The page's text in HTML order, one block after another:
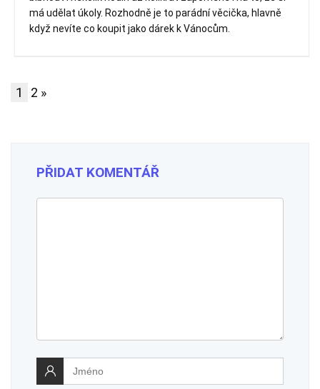
má udělat úkoly. Rozhodně je to parádní věcička, hlavně
když nevíte co koupit jako dárek k Vánocům.
1 2 »
PŘIDAT KOMENTÁŘ